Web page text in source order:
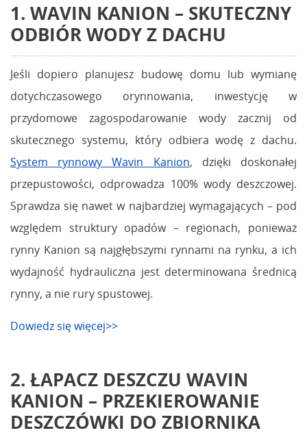
1. WAVIN KANION – SKUTECZNY
ODBIÓR WODY Z DACHU
Jeśli dopiero planujesz budowę domu lub wymianę
dotychczasowego orynnowania, inwestycję w
przydomowe zagospodarowanie wody zacznij od
skutecznego systemu, który odbiera wodę z dachu.
System rynnowy Wavin Kanion, dzięki doskonałej
przepustowości, odprowadza 100% wody deszczowej.
Sprawdza się nawet w najbardziej wymagających – pod
względem struktury opadów – regionach, ponieważ
rynny Kanion są najgłębszymi rynnami na rynku, a ich
wydajność hydrauliczna jest determinowana średnicą
rynny, a nie rury spustowej.
Dowiedz się więcej>>
2. ŁAPACZ DESZCZU WAVIN
KANION – PRZEKIEROWANIE
DESZCZÓWKI DO ZBIORNIKA